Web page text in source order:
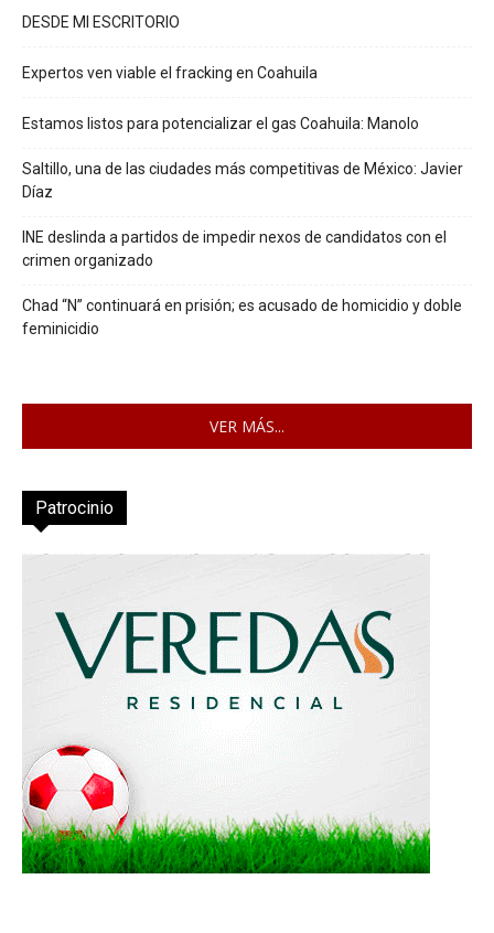
DESDE MI ESCRITORIO
Expertos ven viable el fracking en Coahuila
Estamos listos para potencializar el gas Coahuila: Manolo
Saltillo, una de las ciudades más competitivas de México: Javier
Díaz
INE deslinda a partidos de impedir nexos de candidatos con el
crimen organizado
Chad “N” continuará en prisión; es acusado de homicidio y doble
feminicidio
VER MÁS...
Patrocinio